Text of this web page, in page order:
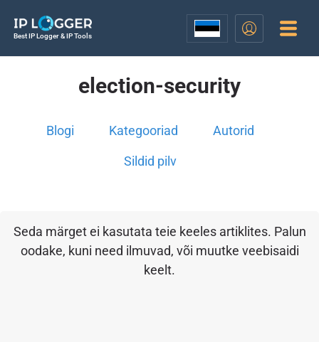
Best IP Logger & IP Tools
election-security
Blogi Kategooriad Autorid
Sildid pilv